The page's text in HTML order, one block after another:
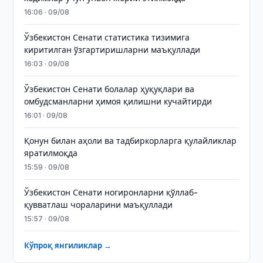
16:06 · 09/08
Ўзбекистон Сенати статистика тизимига
киритилган ўзгартиришларни маъқуллади
16:03 · 09/08
Ўзбекистон Сенати болалар ҳуқуқлари ва
омбудсманларни ҳимоя қилишни кучайтирди
16:01 · 09/08
Қонун билан аҳоли ва тадбиркорларга қулайликлар
яратилмоқда
15:59 · 09/08
Ўзбекистон Сенати ногиронларни қўллаб-
қувватлаш чораларини маъқуллади
15:57 · 09/08
Кўпроқ янгиликлар →